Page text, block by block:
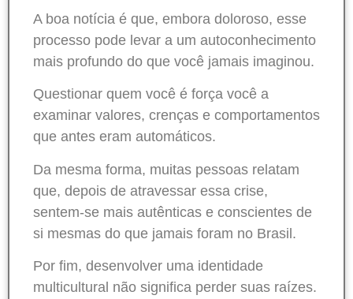
A boa notícia é que, embora doloroso, esse
processo pode levar a um autoconhecimento
mais profundo do que você jamais imaginou.
Questionar quem você é força você a
examinar valores, crenças e comportamentos
que antes eram automáticos.
Da mesma forma, muitas pessoas relatam
que, depois de atravessar essa crise,
sentem-se mais autênticas e conscientes de
si mesmas do que jamais foram no Brasil.
Por fim, desenvolver uma identidade
multicultural não significa perder suas raízes.